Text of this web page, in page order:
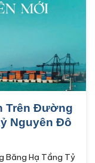
Trên Đường
Nguyên Đô
Băng Hạ Tầng Tỷ